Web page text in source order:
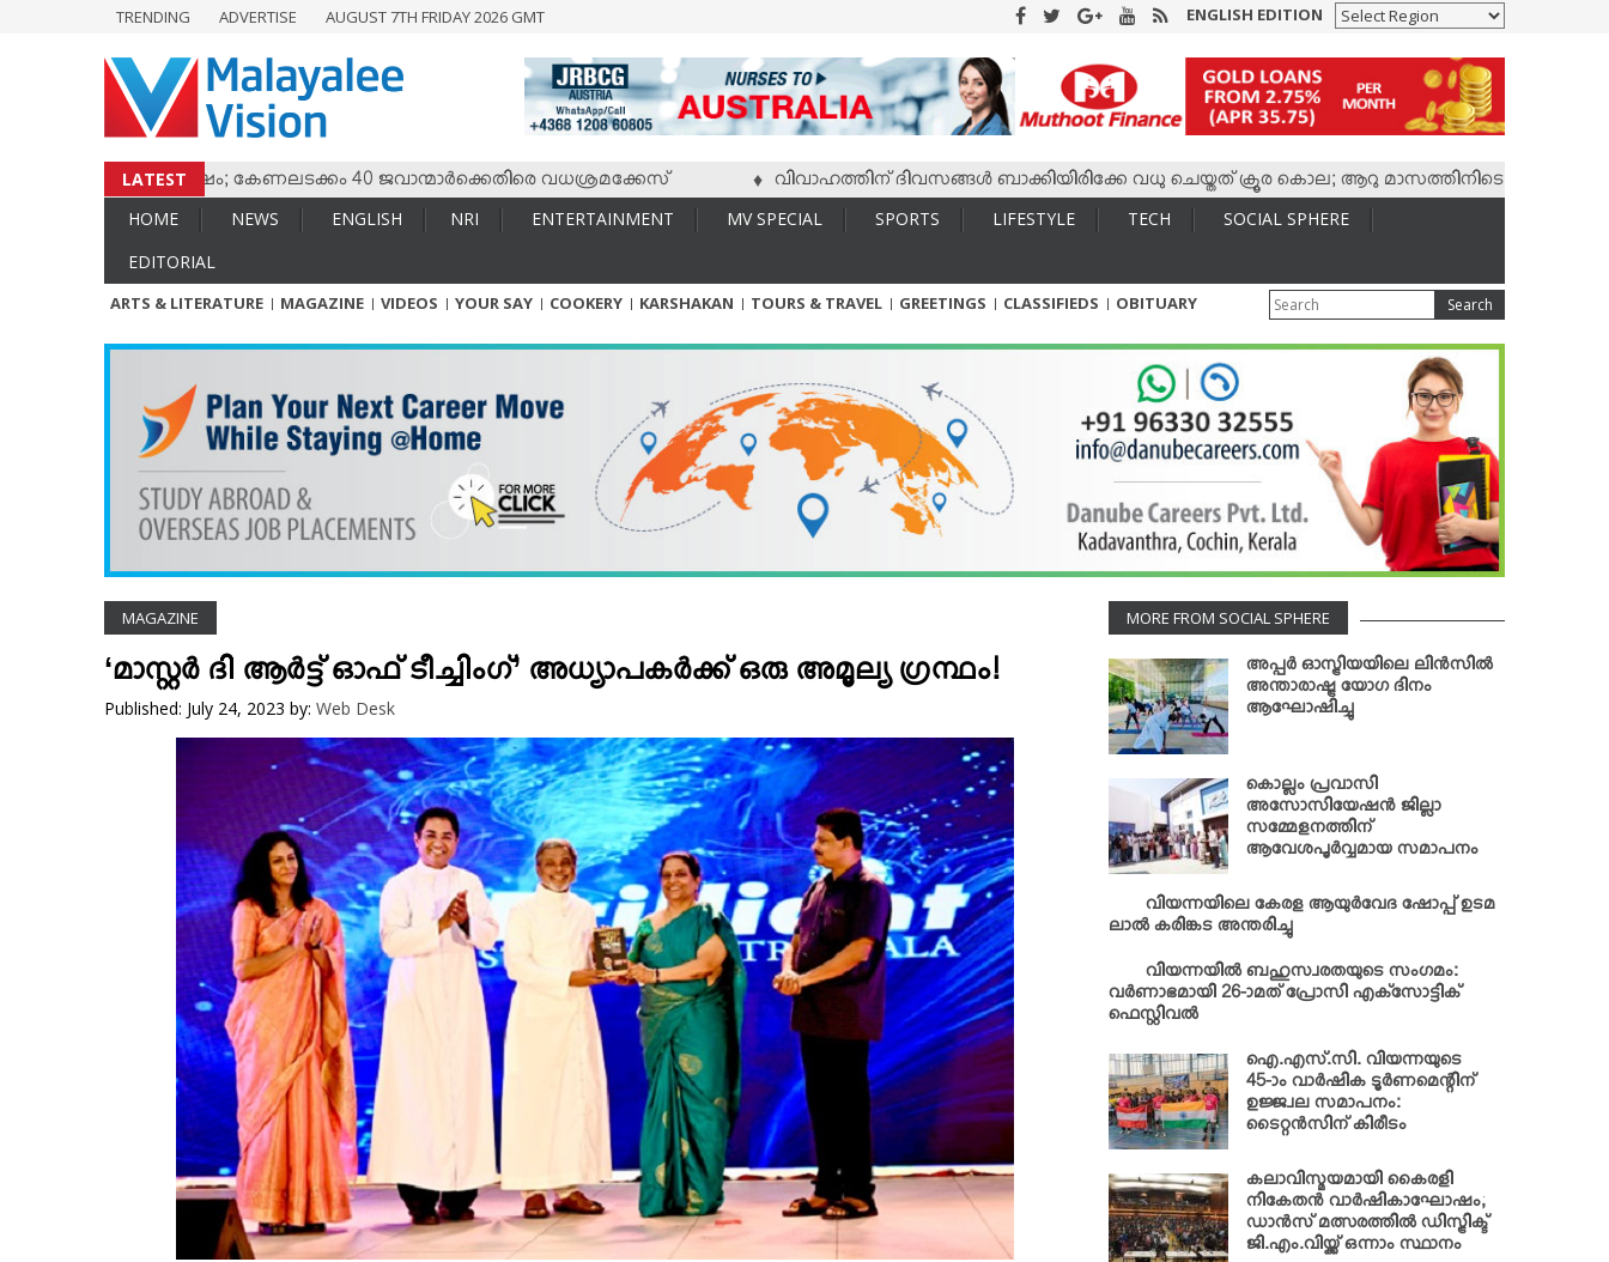
ENTERTAINMENT
TECH & AUTO
ARTS & LITERATURE
TRENDING ADVERTISE AUGUST 7TH FRIDAY 2026 GMT ENGLISH EDITION
LATEST
സംഘര്‍ഷം; കേണലടക്കം 40 ജവാന്മാര്‍ക്കെതിരെ വധശ്രമക്കേസ് വിവാഹത്തിന് ദിവസങ്ങള്‍ ബാക്കിയിരിക്കേ വധു ചെയ്തത് ക്രൂര കൊല; ആറു മാസത്തിനിടെ കാമുകനുമായി
HOME NEWS ENGLISH NRI ENTERTAINMENT MV SPECIAL SPORTS LIFESTYLE TECH
SOCIAL SPHERE
EDITORIAL
ARTS & LITERATURE MAGAZINE VIDEOS YOUR SAY COOKERY KARSHAKAN TOURS & TRAVEL GREETINGS CLASSIFIEDS OBITUARY Search
MAGAZINE
‘മാസ്റ്റര്‍ ദി ആര്‍ട്ട് ഓഫ് ടീച്ചിംഗ്’ അധ്യാപകര്‍ക്ക് ഒരു അമൂല്യ ഗ്രന്ഥം!
Published: July 24, 2023 by: Web Desk
MORE FROM SOCIAL SPHERE
അപ്പര്‍ ഓസ്ട്രിയയിലെ ലിന്‍സില്‍
അന്താരാഷ്ട്ര യോഗ ദിനം
ആഘോഷിച്ചു
കൊല്ലം പ്രവാസി
അസോസിയേഷന്‍ ജില്ലാ
സമ്മേളനത്തിന്
ആവേശപൂര്‍വ്വമായ സമാപനം
വിയന്നയിലെ കേരള ആയുര്‍വേദ ഷോപ്പ് ഉടമ
ലാല്‍ കരിങ്കട അന്തരിച്ചു
വിയന്നയില്‍ ബഹുസ്വരതയുടെ സംഗമം:
വര്‍ണാഭമായി 26-ാമത് പ്രോസി എക്‌സോട്ടിക്
ഫെസ്റ്റിവല്‍
ഐ.എസ്.സി. വിയന്നയുടെ
45-ാം വാര്‍ഷിക ടൂര്‍ണമെന്റിന്
ഉജ്ജ്വല സമാപനം:
ടൈറ്റന്‍സിന് കിരീടം
കലാവിസ്മയമായി കൈരളി
നികേതന്‍ വാര്‍ഷികാഘോഷം;
ഡാന്‍സ് മത്സരത്തില്‍ ഡിസ്ട്രിക്ട്
ജി.എം.വിയ്ക്ക് ഒന്നാം സ്ഥാനം